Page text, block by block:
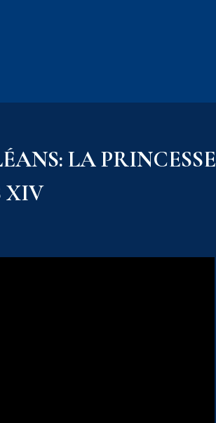
LA PRINCESSE
XIV